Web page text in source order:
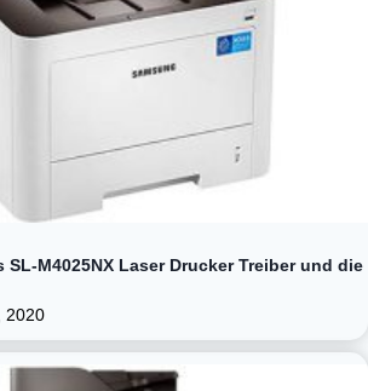
SL-M4025NX Laser Drucker Treiber und die
2020